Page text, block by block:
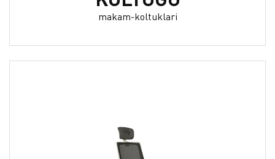
makam-koltuklari